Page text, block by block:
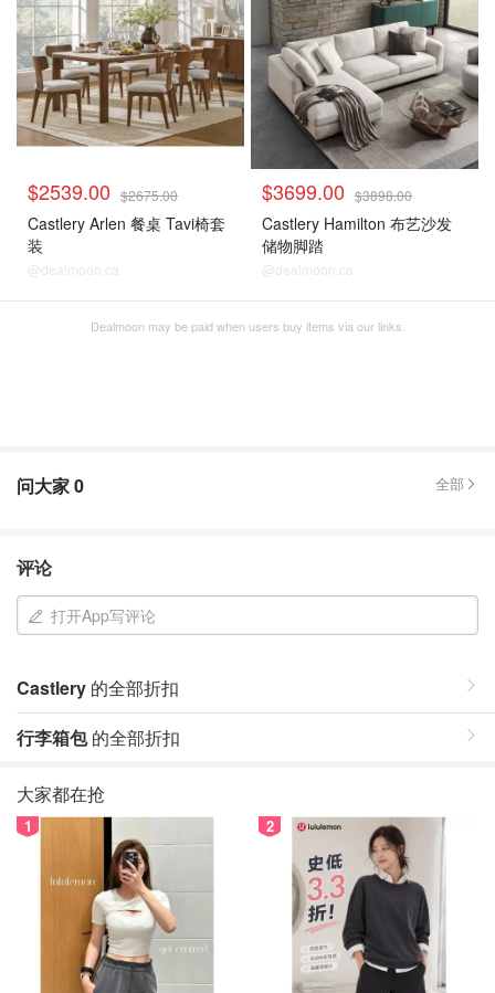
$2539.00 $2675.00
Castlery Arlen 餐桌 Tavi椅套
装
@dealmoon.ca
$3699.00 $3898.00
Castlery Hamilton 布艺沙发
储物脚踏
@dealmoon.ca
Dealmoon may be paid when users buy items via our links.
问大家0 全部
评论
打开App写评论
Castlery 的全部折扣
行李箱包的全部折扣
大家都在抢
1 2